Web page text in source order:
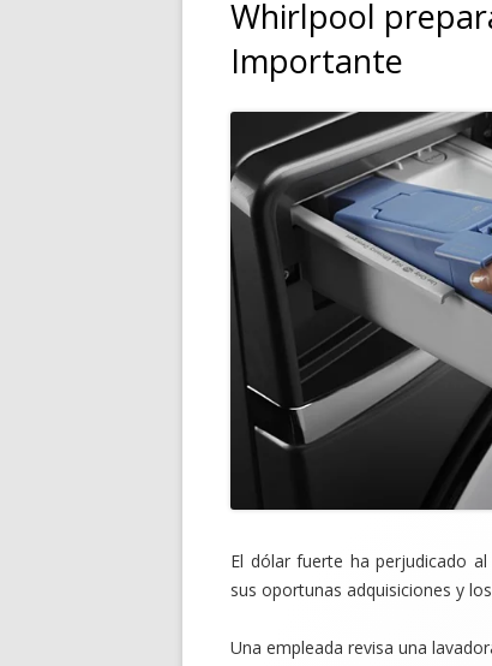
Whirlpool
Importante
El dólar fuerte ha perjudicado
sus oportunas adquisiciones y
Una empleada revisa una